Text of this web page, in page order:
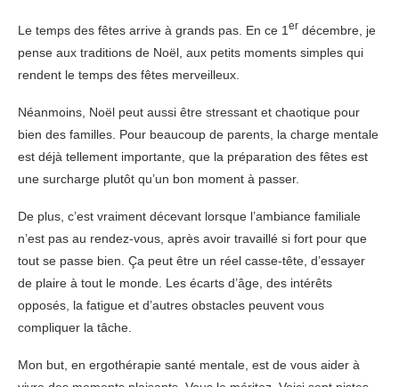
Le temps des fêtes arrive à grands pas. En ce 1 er décembre, je
pense aux traditions de Noël, aux petits moments simples qui
rendent le temps des fêtes merveilleux.
Néanmoins, Noël peut aussi être stressant et chaotique pour
bien des familles. Pour beaucoup de parents, la charge mentale
est déjà tellement importante, que la préparation des fêtes est
une surcharge plutôt qu’un bon moment à passer.
De plus, c’est vraiment décevant lorsque l’ambiance familiale
n’est pas au rendez-vous, après avoir travaillé si fort pour que
tout se passe bien. Ça peut être un réel casse-tête, d’essayer
de plaire à tout le monde. Les écarts d’âge, des intérêts
opposés, la fatigue et d’autres obstacles peuvent vous
compliquer la tâche.
Mon but, en ergothérapie santé mentale, est de vous aider à